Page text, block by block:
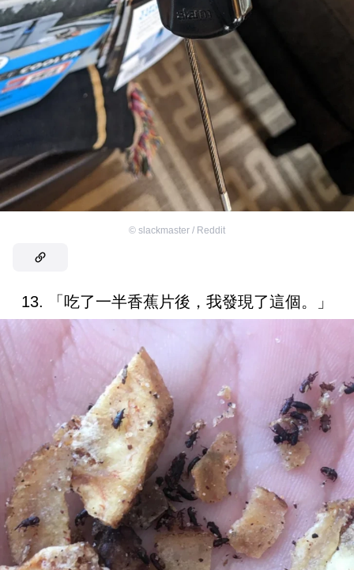
© slackmaster / Reddit
13. 「吃了一半香蕉片後，我發現了這個。」